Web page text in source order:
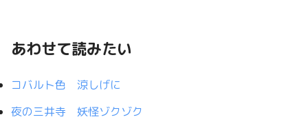
あわせて読みたい
コバルト色 涼しげに
夜の三井寺 妖怪ゾクゾク